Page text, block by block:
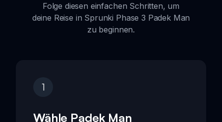
Folge diesen einfachen Schritten, um
deine Reise in Sprunki Phase 3 Padek Man
zu beginnen.
1
Wähle Padek Man